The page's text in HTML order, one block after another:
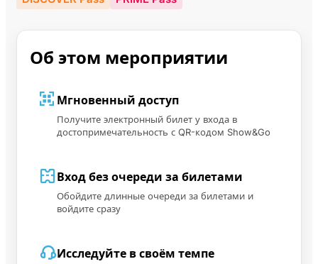
Об этом мероприятии
Мгновенный доступ
Получите электронный билет у входа в
достопримечательность с QR-кодом Show&Go
Вход без очереди за билетами
Обойдите длинные очереди за билетами и
войдите сразу
Исследуйте в своём темпе